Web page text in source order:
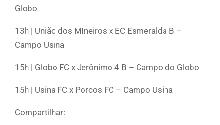
Globo
13h | União dos MIneiros x EC Esmeralda B –
Campo Usina
15h | Globo FC x Jerônimo 4 B – Campo do Globo
15h | Usina FC x Porcos FC – Campo Usina
Compartilhar: